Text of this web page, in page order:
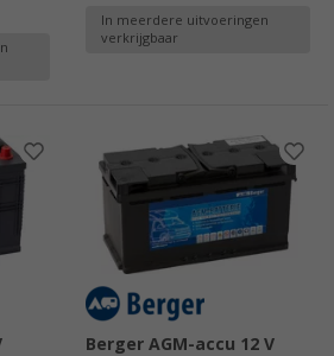
In meerdere uitvoeringen
verkrijgbaar
Berger AGM-accu 12 V